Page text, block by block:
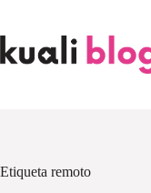
content
Etiqueta remoto